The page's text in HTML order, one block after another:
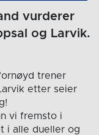
vurderer
og Larvik.
trener
etter seier
vi fremsto i
i alle dueller og